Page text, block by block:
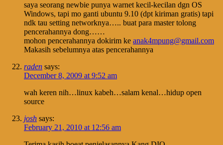
saya seorang newbie punya warnet kecil-kecilan dgn OS
Windows, tapi mo ganti ubuntu 9.10 (dpt kiriman gratis) tapi
ndk tau setting networknya….. buat para master tolong
pencerahannya dong……
mohon pencerahannya dokirim ke anak4mpung@gmail.com
Makasih sebelumnya atas pencerahannya
raden says:
December 8, 2009 at 9:52 am
wah keren nih…linux kabeh…salam kenal…hidup open
source
josh says:
February 21, 2010 at 12:56 am